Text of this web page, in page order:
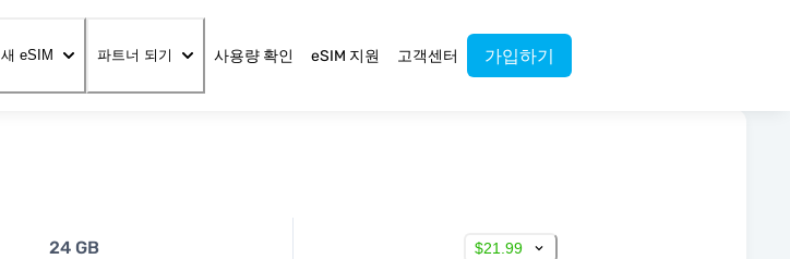
새 eSIM 파트너 되기 사용량 확인 eSIM 지원 고객센터 가입하기
24 GB $21.99